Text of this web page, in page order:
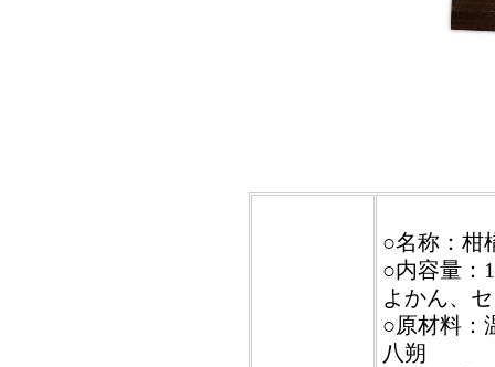
○名称：柑
○内容量：
よかん、
○原材料：
八朔